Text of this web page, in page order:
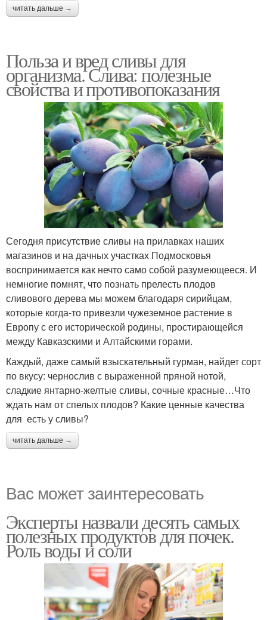
читать дальше →
Польза и вред сливы для
организма. Слива: полезные
свойства и противопоказания
Сегодня присутствие сливы на прилавках наших
магазинов и на дачных участках Подмосковья
воспринимается как нечто само собой разумеющееся. И
немногие помнят, что познать прелесть плодов
сливового дерева мы можем благодаря сирийцам,
которые когда-то привезли чужеземное растение в
Европу с его исторической родины, простирающейся
между Кавказскими и Алтайскими горами.
Каждый, даже самый взыскательный гурман, найдет сорт
по вкусу: чернослив с выраженной пряной нотой,
сладкие янтарно-желтые сливы, сочные красные…Что
ждать нам от спелых плодов? Какие ценные качества
для есть у сливы?
читать дальше →
Вас может заинтересовать
Эксперты назвали десять самых
полезных продуктов для почек.
Роль воды и соли